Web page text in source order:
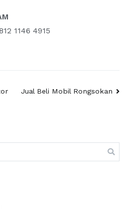
1146 4915
Jual Beli Mobil Rongsokan